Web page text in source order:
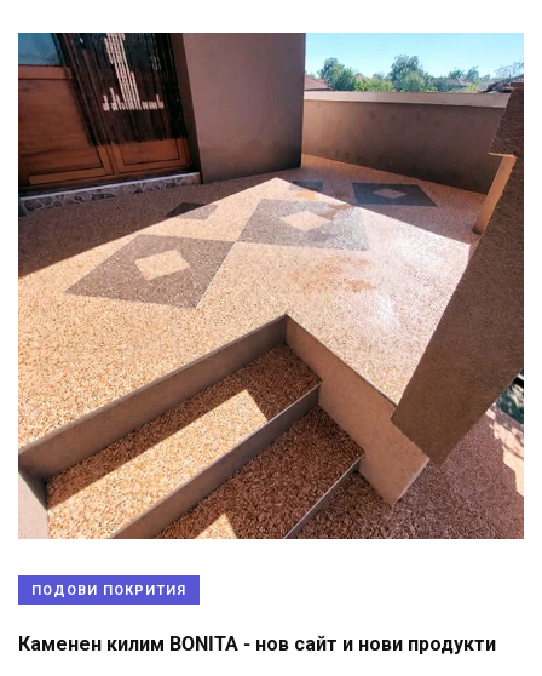
ПОДОВИ ПОКРИТИЯ
Каменен килим BONITA - нов сайт и нови продукти